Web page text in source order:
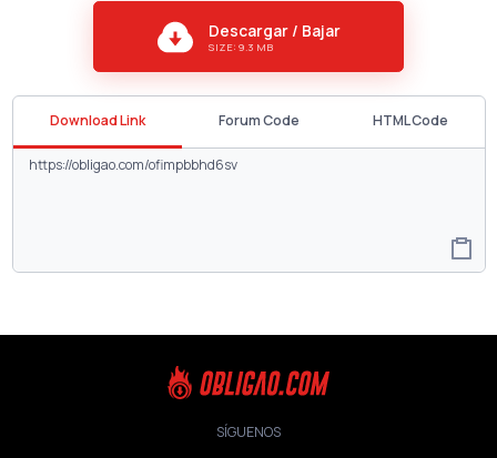
Descargar / Bajar
SIZE: 9.3 MB
Download Link Forum Code HTML Code
SÍGUENOS